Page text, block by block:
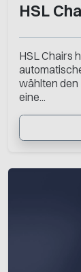
HSL
HSL Chairs
wählten den
eine...